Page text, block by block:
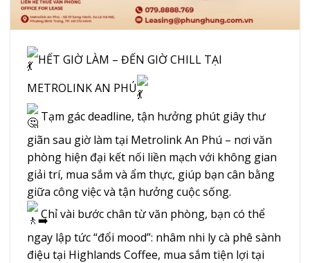
HẾT GIỜ LÀM – ĐẾN GIỜ CHILL TẠI
METROLINK AN PHÚ
Tạm gác deadline, tận hưởng phút giây thư
giãn sau giờ làm tại Metrolink An Phú – nơi văn
phòng hiện đại kết nối liền mạch với không gian
giải trí, mua sắm và ẩm thực, giúp bạn cân bằng
giữa công việc và tận hưởng cuộc sống.
Chỉ vài bước chân từ văn phòng, bạn có thể
ngay lập tức “đổi mood”: nhâm nhi ly cà phê sành
điệu tại Highlands Coffee, mua sắm tiện lợi tại